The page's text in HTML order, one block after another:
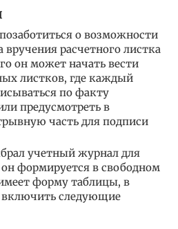
о возможности
расчетного листка
он может начать вести
листков, где каждый
по факту
предусмотреть в
часть для подписи
учетный журнал для
формируется в свободном
форму таблицы, в
следующие